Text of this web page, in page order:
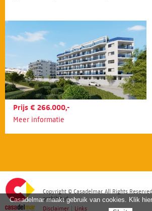
Prijs € 266.000,-
Meer informatie
Copyright © Casadelmar. All Rights
prohibited.
Disclaimer
Links
Casadelmar maakt gebruik van cookies. Klik